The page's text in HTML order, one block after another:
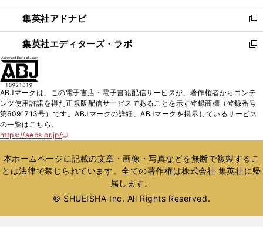
開
く
ウ
で
開
く
ン
ド
ウ
で
ウ
ィ
ン
ド
く
集英社アドナビ
新
し
い
ド
ウ
で
集英社エディターズ・ラボ
新
ィ
ン
ド
開
く
ABJマークは、この電子書店・電子書籍配信サービスが、著作権者からコンテ
ンツ使用許諾を得た正規版配信サービスであることを示す登録商標（登録番号
第6091713号）です。ABJマークの詳細、ABJマークを掲示しているサービス
の一覧はこちら。
https://aebs.or.jp/
新
い
ウ
ィ
ウ
本ホームページに記載の文章・画像・写真などを無断で複製するこ
とは法律で禁じられています。全ての著作権は株式会社 集英社に帰
属します。
© SHUEISHA Inc. All Rights Reserved.